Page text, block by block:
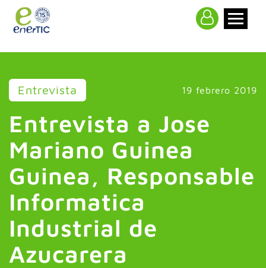
Entrevista 19 febrero 2019
Entrevista a Jose
Mariano Guinea
Guinea, Responsable
Informatica
Industrial de
Azucarera